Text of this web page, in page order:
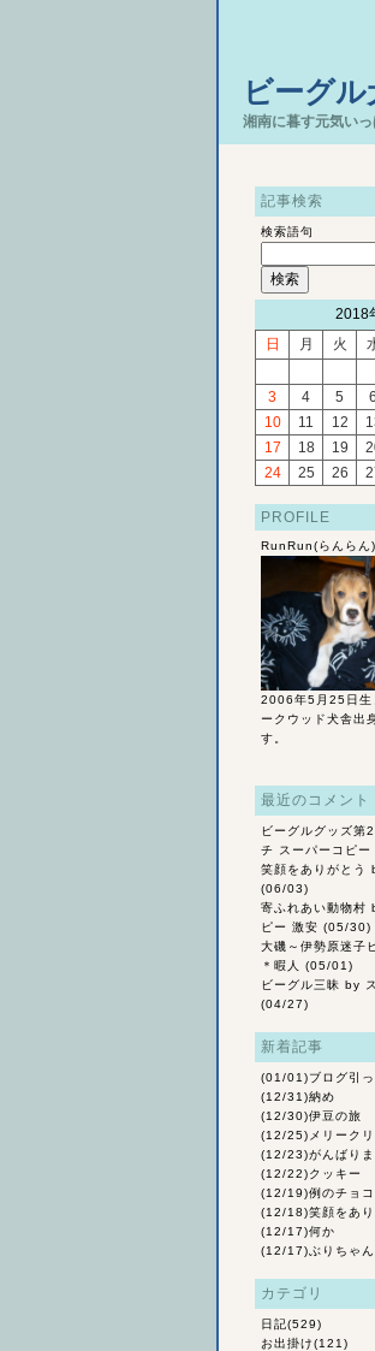
ビーグ
湘南に暮す元気い
記事検索
検索語句
2018
日
月 火
3
4 5 6
10
11 12
17
18 19
24
25 26
PROFILE
RunRun(らんらん)
2006年5月25日
ークウッド犬舎出
す
最近のコメント
ビーグルグッズ第
チ スーパーコピ
笑顔をありがとう
(06/03)
寄ふれあい動物村
ピー 激安 (05/30)
大磯～伊勢原迷子
＊暇人 (05/01)
ビーグル三昧 by
(04/27)
新着記事
(01/01)ブログ引
(12/31)納め
(12/30)伊豆の旅
(12/25) メリーク
(12/23)がんばり
(12/22)クッキー
(12/19)例のチョ
(12/18)笑顔をあ
(12/17)何か
(12/17) ぶりちゃん
カテゴリ
日記(529)
お出掛け(121)